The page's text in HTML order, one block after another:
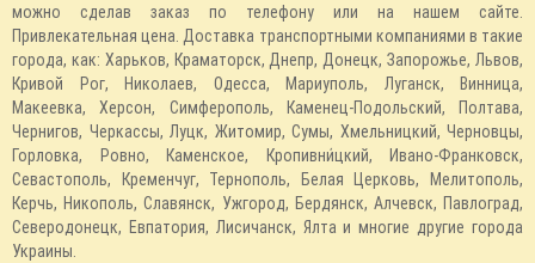
можно сделав заказ по телефону или на нашем сайте.
Привлекательная цена. Доставка транспортными компаниями в такие
города, как: Харьков, Краматорск, Днепр, Донецк, Запорожье, Львов,
Кривой Рог, Николаев, Одесса, Мариуполь, Луганск, Винница,
Макеевка, Херсон, Симферополь, Каменец-Подольский, Полтава,
Чернигов, Черкассы, Луцк, Житомир, Сумы, Хмельницкий, Черновцы,
Горловка, Ровно, Каменское, Кропивни́цкий, Ивано-Франковск,
Севастополь, Кременчуг, Тернополь, Белая Церковь, Мелитополь,
Керчь, Никополь, Славянск, Ужгород, Бердянск, Алчевск, Павлоград,
Северодонецк, Евпатория, Лисичанск, Ялта и многие другие города
Украины.